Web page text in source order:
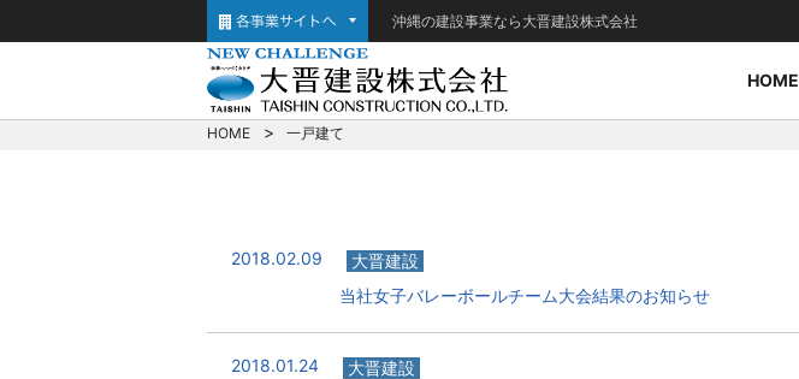
沖縄の建設事業なら大晋建設株式会社
HOME
HOME 一戸建て
2018.02.09
大晋建設
当社女子バレーボールチーム大会結果のお知らせ
2018.01.24
大晋建設